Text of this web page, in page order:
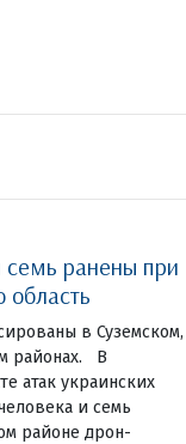
семь ранены при
область
в Суземском,
районах. В
атак украинских
и семь
районе дрон-